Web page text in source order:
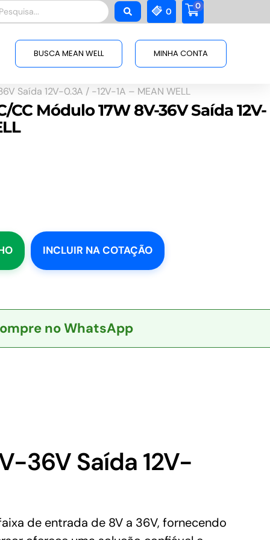
0
0
BUSCA MEAN WELL MINHA CONTA
Saída 12V-0.3A / -12V-1A – MEAN WELL
CC Módulo 17W 8V-36V Saída 12V-
INCLUIR NA COTAÇÃO
no WhatsApp
36V Saída 12V-
de entrada de 8V a 36V, fornecendo